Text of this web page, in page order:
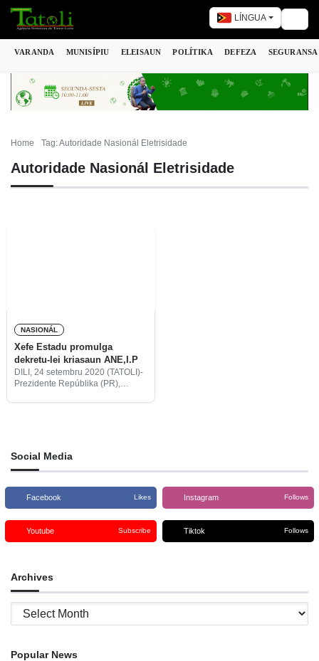
LÍNGUA
VARANDA MUNISÍPIU ELEISAUN POLÍTIKA DEFEZA SEGURANSA
Home Tag: Autoridade Nasionál Eletrisidade
Autoridade Nasionál Eletrisidade
NASIONÁL
Xefe Estadu promulga
dekretu-lei kriasaun ANE,I.P
DILI, 24 setembru 2020 (TATOLI)-
Prezidente Repúblika (PR),
Social Media
Facebook Likes Instagram Follows
Youtube Subscribe Tiktok Follows
Archives
Archives
Popular News